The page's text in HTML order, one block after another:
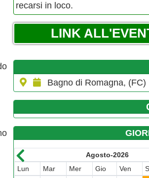
recarsi in loco.
LINK
Bagno di Romagna, (FC)
Agosto-2026
Lun
Mar Mer Gio Ven